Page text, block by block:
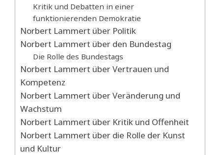
Kritik und Debatten in einer
funktionierenden Demokratie
Norbert Lammert über Politik
Norbert Lammert über den Bundestag
Die Rolle des Bundestags
Norbert Lammert über Vertrauen und
Kompetenz
Norbert Lammert über Veränderung und
Wachstum
Norbert Lammert über Kritik und Offenheit
Norbert Lammert über die Rolle der Kunst
und Kultur